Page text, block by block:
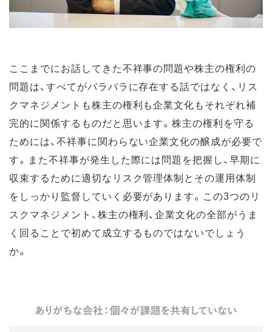
ここまでにお話してきた不祥事の問題や株主の権利の
問題は、すべてがバラバラに存在する話ではなく、リス
クマネジメントも株主の権利も企業文化もそれぞれ補
完的に関係するものだと思います。株主の権利を守る
ためには、不祥事に関わらない企業文化の醸成が必要で
す。また不祥事が発生した際には問題を把握し、早期に
収束するために適切なリスク管理体制とその運用体制
をしっかり監督していく必要があります。この3つのリ
スクマネジメント、株主の権利、企業文化の全部がうま
く回ることで初めて成立するものではないでしょう
か。